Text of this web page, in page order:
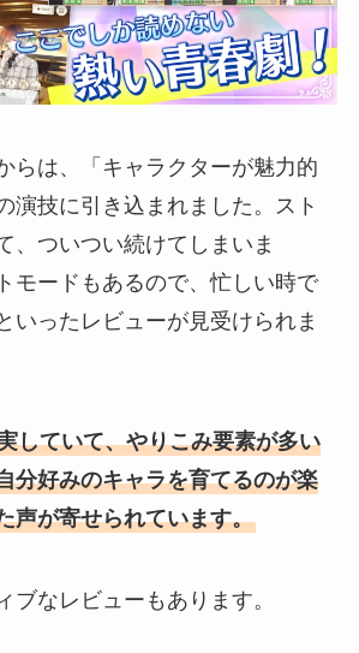
らは、「キャラクターが魅力的
演技に引き込まれました。スト
、ついつい続けてしまいま
モードもあるので、忙しい時で
いったレビューが見受けられま
していて、やりこみ要素が多い
分好みのキャラを育てるのが楽
声が寄せられています。
ブなレビューもあります。